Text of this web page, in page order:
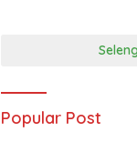
Sejarah Chiang Kai-
Popular Post